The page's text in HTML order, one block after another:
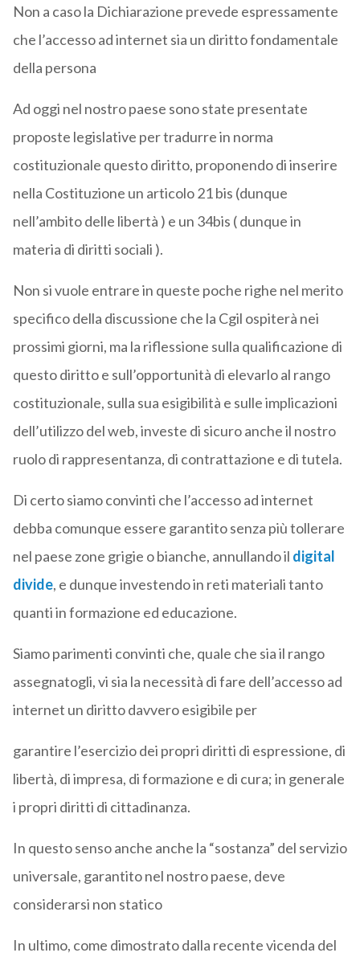
Non a caso la Dichiarazione prevede espressamente
che l’accesso ad internet sia un diritto fondamentale
della persona
Ad oggi nel nostro paese sono state presentate
proposte legislative per tradurre in norma
costituzionale questo diritto, proponendo di inserire
nella Costituzione un articolo 21 bis (dunque
nell’ambito delle libertà ) e un 34bis ( dunque in
materia di diritti sociali ).
Non si vuole entrare in queste poche righe nel merito
specifico della discussione che la Cgil ospiterà nei
prossimi giorni, ma la riflessione sulla qualificazione di
questo diritto e sull’opportunità di elevarlo al rango
costituzionale, sulla sua esigibilità e sulle implicazioni
dell’utilizzo del web, investe di sicuro anche il nostro
ruolo di rappresentanza, di contrattazione e di tutela.
Di certo siamo convinti che l’accesso ad internet
debba comunque essere garantito senza più tollerare
nel paese zone grigie o bianche, annullando il digital
divide, e dunque investendo in reti materiali tanto
quanti in formazione ed educazione.
Siamo parimenti convinti che, quale che sia il rango
assegnatogli, vi sia la necessità di fare dell’accesso ad
internet un diritto davvero esigibile per
garantire l’esercizio dei propri diritti di espressione, di
libertà, di impresa, di formazione e di cura; in generale
i propri diritti di cittadinanza.
In questo senso anche anche la “sostanza” del servizio
universale, garantito nel nostro paese, deve
considerarsi non statico
In ultimo, come dimostrato dalla recente vicenda del